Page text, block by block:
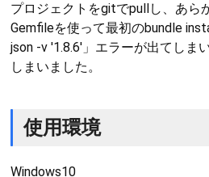
プロジェクトをgitでpullし、あら
Gemfileを使って最初のbundle
json -v '1.8.6'」エラーが出てしま
しまいました。
使用環境
Windows10